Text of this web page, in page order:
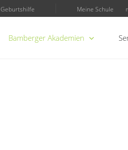
Geburtshilfe Meine Schule
Bamberger Akademien